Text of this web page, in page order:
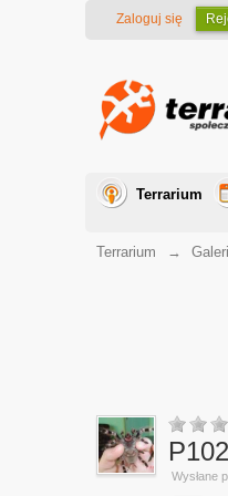
Zaloguj się
Terrarium
Terrarium →
Wysłane